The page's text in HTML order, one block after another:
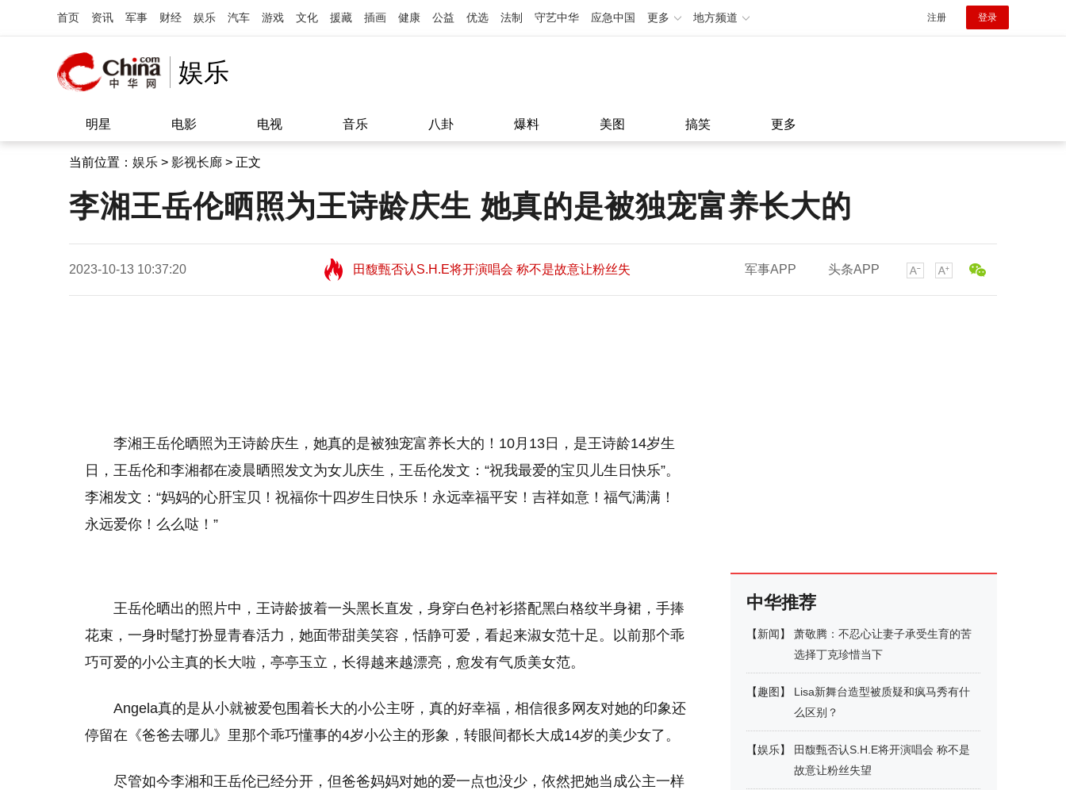
首页 资讯 军事 财经 娱乐 汽车 游戏 文化 援藏 插画 健康 公益 优选 法制 守艺中华 应急中国 更多 地方频道 注册 登录
娱乐
明星 电影 电视 音乐 八卦 爆料 美图 搞笑 更多
当前位置： 娱乐 > 影视长廊 > 正文
李湘王岳伦晒照为王诗龄庆生 她真的是被独宠富养长大的
2023-10-13 10:37:20
田馥甄否认S.H.E将开演唱会 称不是故意让粉丝失
望11:08
田馥甄否认S.H.E将开演唱会 称不是故意让粉丝失
望11:08
军事APP 头条APP
李湘王岳伦晒照为王诗龄庆生，她真的是被独宠富养长大的！10月13日，是王诗龄14岁生
日，王岳伦和李湘都在凌晨晒照发文为女儿庆生，王岳伦发文：“祝我最爱的宝贝儿生日快乐”。
李湘发文：“妈妈的心肝宝贝！祝福你十四岁生日快乐！永远幸福平安！吉祥如意！福气满满！
永远爱你！么么哒！”
王岳伦晒出的照片中，王诗龄披着一头黑长直发，身穿白色衬衫搭配黑白格纹半身裙，手捧
花束，一身时髦打扮显青春活力，她面带甜美笑容，恬静可爱，看起来淑女范十足。以前那个乖
巧可爱的小公主真的长大啦，亭亭玉立，长得越来越漂亮，愈发有气质美女范。
Angela真的是从小就被爱包围着长大的小公主呀，真的好幸福，相信很多网友对她的印象还
停留在《爸爸去哪儿》里那个乖巧懂事的4岁小公主的形象，转眼间都长大成14岁的美少女了。
尽管如今李湘和王岳伦已经分开，但爸爸妈妈对她的爱一点也没少，依然把她当成公主一样
中华推荐
【新闻】
萧敬腾：不忍心让妻子承受生育的苦
选择丁克珍惜当下
【趣图 】
Lisa新舞台造型被质疑和疯马秀有什
么区别？
【娱乐】
田馥甄否认S.H.E将开演唱会 称不是
故意让粉丝失望